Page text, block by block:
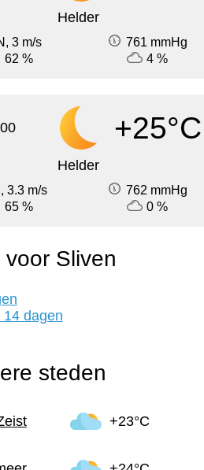
Helder
3 m/s
761 mmHg
62 %
4 %
+25°C
Helder
3.3 m/s
762 mmHg
65 %
0 %
Sliven
dagen
steden
+23°C